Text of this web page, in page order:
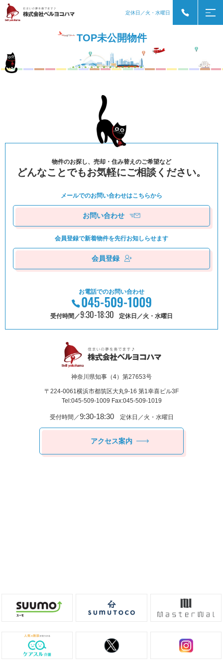
定休日／火・水曜日
TOP未公開物件
物件のお探し、売却・住み替えのご希望など
どんなことでもお気軽にご相談ください。
メールでのお問い合わせはこちらから
お問い合わせ
会員登録で新着物件を先⾏お知しらせます
会員登録
お電話でのお問い合わせ
受付時間／9:30-18:30 定休日／火・水曜日
神奈川県知事（4）第27653号
〒224-0061横浜市都筑区⼤丸9-16 第1幸喜ビル3F
Tel:045-509-1009 Fax:045-509-1019
受付時間／9:30-18:30定休日／火・水曜日
アクセス案内